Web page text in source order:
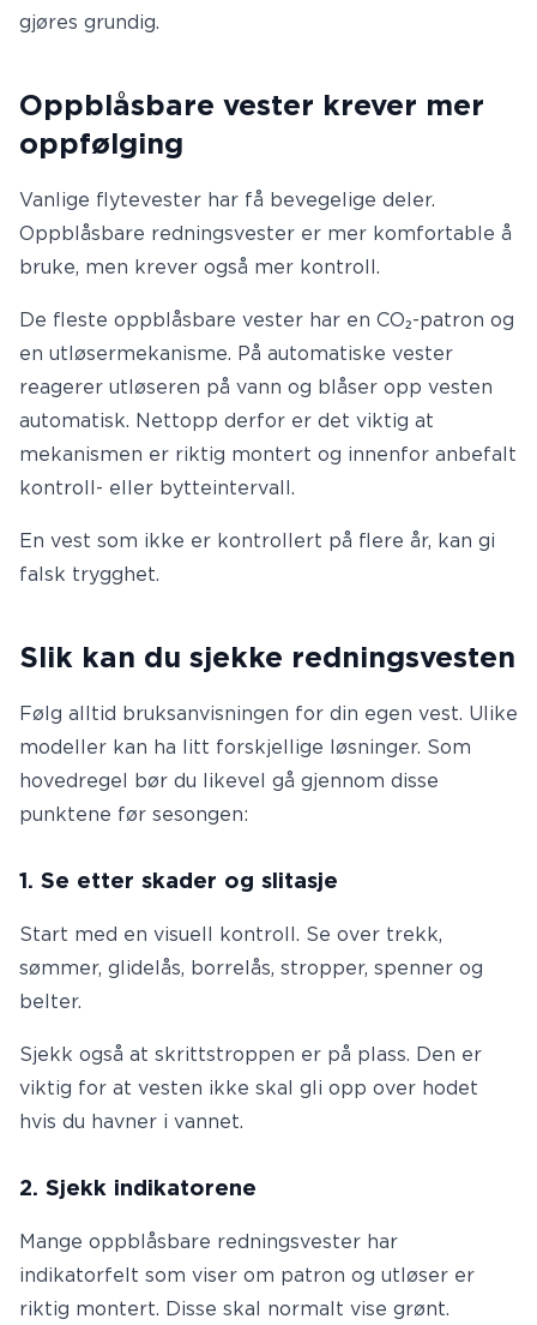
gjøres grundig.
Oppblåsbare vester krever mer
oppfølging
Vanlige flytevester har få bevegelige deler.
Oppblåsbare redningsvester er mer komfortable å
bruke, men krever også mer kontroll.
De fleste oppblåsbare vester har en CO₂-patron og
en utløsermekanisme. På automatiske vester
reagerer utløseren på vann og blåser opp vesten
automatisk. Nettopp derfor er det viktig at
mekanismen er riktig montert og innenfor anbefalt
kontroll- eller bytteintervall.
En vest som ikke er kontrollert på flere år, kan gi
falsk trygghet.
Slik kan du sjekke redningsvesten
Følg alltid bruksanvisningen for din egen vest. Ulike
modeller kan ha litt forskjellige løsninger. Som
hovedregel bør du likevel gå gjennom disse
punktene før sesongen:
1. Se etter skader og slitasje
Start med en visuell kontroll. Se over trekk,
sømmer, glidelås, borrelås, stropper, spenner og
belter.
Sjekk også at skrittstroppen er på plass. Den er
viktig for at vesten ikke skal gli opp over hodet
hvis du havner i vannet.
2. Sjekk indikatorene
Mange oppblåsbare redningsvester har
indikatorfelt som viser om patron og utløser er
riktig montert. Disse skal normalt vise grønt.